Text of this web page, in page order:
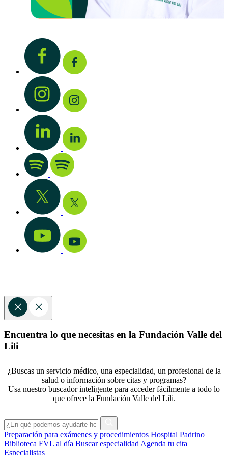
Encuentra lo que necesitas en la Fundación Valle del
Lili
¿Buscas un servicio médico, una especialidad, un profesional de la
salud o información sobre citas y programas?
Usa nuestro buscador inteligente para acceder fácilmente a todo lo
que ofrece la Fundación Valle del Lili.
Preparación para exámenes y procedimientos Hospital Padrino
Biblioteca FVL al día Buscar especialidad Agenda tu cita
Especialistas